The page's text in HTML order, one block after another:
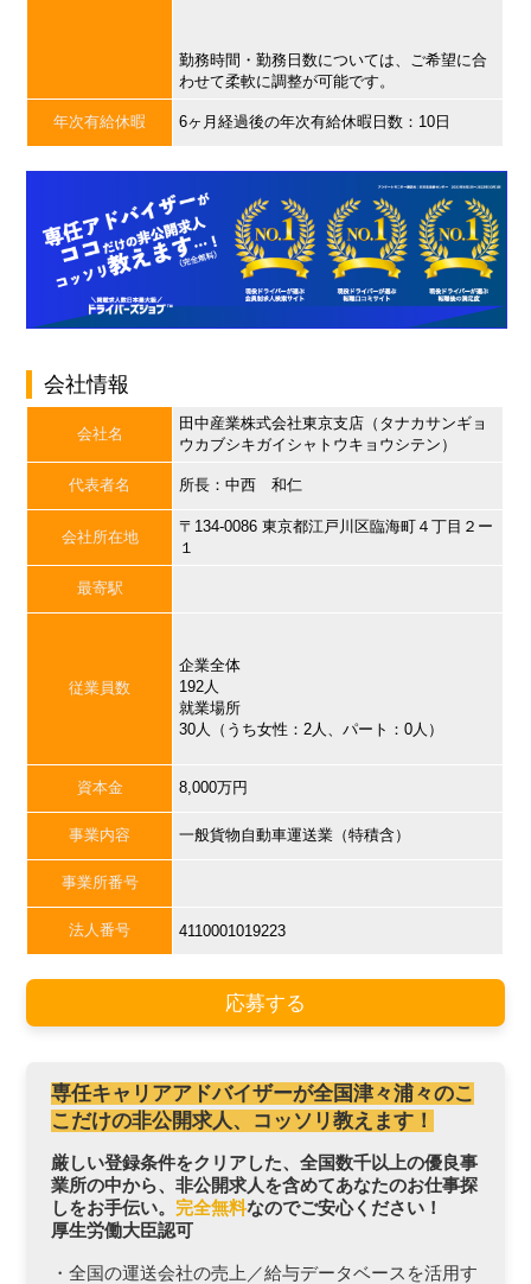
勤務時間・勤務日数については、ご希望に合
わせて柔軟に調整が可能です。
年次有給休暇 6ヶ月経過後の年次有給休暇日数：10日
会社情報
会社名
田中産業株式会社東京支店（タナカサンギョ
ウカブシキガイシャトウキョウシテン）
代表者名 所長：中西 和仁
会社所在地
〒134-0086 東京都江戸川区臨海町４丁目２ー
１
最寄駅
従業員数
企業全体
192人
就業場所
30人（うち女性：2人、パート：0人）
資本金 8,000万円
事業内容 一般貨物自動車運送業（特積含）
事業所番号
法人番号 4110001019223
応募する
専任キャリアアドバイザーが全国津々浦々のこ
こだけの非公開求人、コッソリ教えます！
厳しい登録条件をクリアした、全国数千以上の優良事
業所の中から、非公開求人を含めてあなたのお仕事探
しをお手伝い。 完全無料なのでご安心ください！
厚生労働大臣認可
・全国の運送会社の売上／給与データベースを活用す